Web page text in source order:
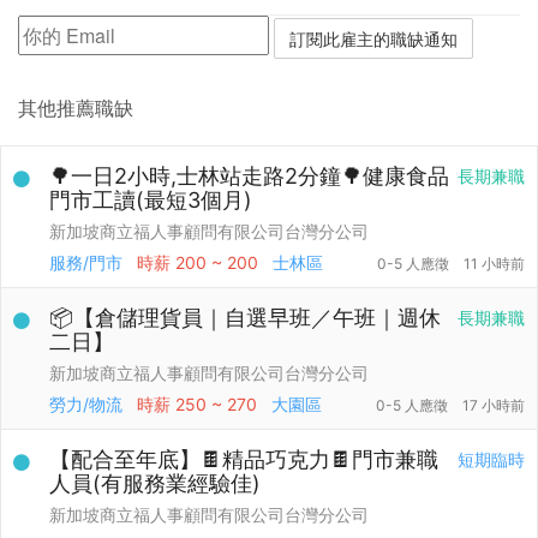
其他推薦職缺
長期兼職
🌳一日2小時,士林站走路2分鐘🌳健康食品
門市工讀(最短3個月)
新加坡商立福人事顧問有限公司台灣分公司
服務/門市
時薪 200 ~ 200 士林區 0-5 人應徵 11 小時前
長期兼職
📦【倉儲理貨員｜自選早班／午班｜週休
二日】
新加坡商立福人事顧問有限公司台灣分公司
勞力/物流
時薪 250 ~ 270 大園區 0-5 人應徵 17 小時前
短期臨時
【配合至年底】🍫精品巧克力🍫門市兼職
人員(有服務業經驗佳)
新加坡商立福人事顧問有限公司台灣分公司